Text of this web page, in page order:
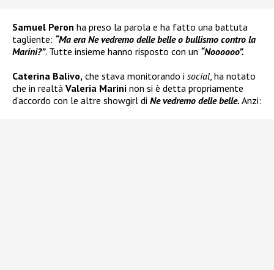
Samuel Peron ha preso la parola e ha fatto una battuta
tagliente: “Ma era Ne vedremo delle belle o bullismo contro la
Marini?”. Tutte insieme hanno risposto con un “Noooooo”.
Caterina Balivo, che stava monitorando i social , ha notato
che in realtà Valeria Marini non si è detta propriamente
d’accordo con le altre showgirl di Ne vedremo delle belle. Anzi: